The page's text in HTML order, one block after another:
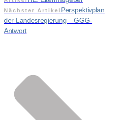
Nächster Artikel Perspektivplan
der Landesregierung – GGG-
Antwort